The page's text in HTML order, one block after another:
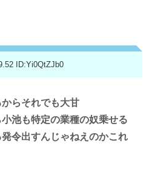
ID:Yi0QtZJb0
らそれでも大甘
池も特定の業種の奴乗せる
令出すんじゃねえのかこれ